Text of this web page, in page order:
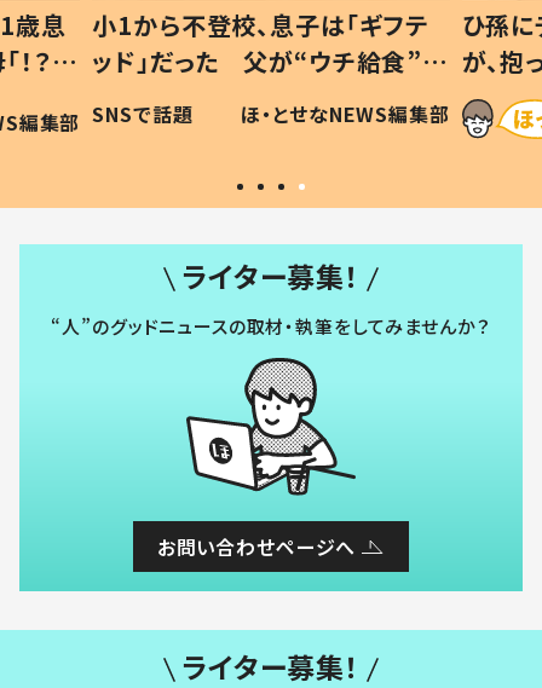
歳息
？」
編集部
小1から不登校、息子は「ギフテ
ッド」だった 父が“ウチ給食”を
作り続ける理由とは #令和の親
#令和の子
SNSで話題 ほ・とせなNEWS編集部
ひ孫
が、
「涙が
い」
ライター募集！
“人”のグッドニュースの取材・執筆をしてみませんか？
お問い合わせページへ
ライター募集！